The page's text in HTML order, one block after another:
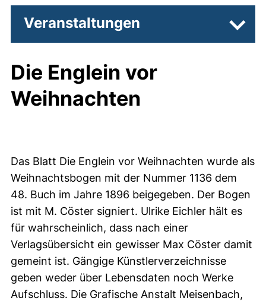
Veranstaltungen
Die Englein vor
Weihnachten
Das Blatt Die Englein vor Weihnachten wurde als
Weihnachtsbogen mit der Nummer 1136 dem
48. Buch im Jahre 1896 beigegeben. Der Bogen
ist mit M. Cöster signiert. Ulrike Eichler hält es
für wahrscheinlich, dass nach einer
Verlagsübersicht ein gewisser Max Cöster damit
gemeint ist. Gängige Künstlerverzeichnisse
geben weder über Lebensdaten noch Werke
Aufschluss. Die Grafische Anstalt Meisenbach,